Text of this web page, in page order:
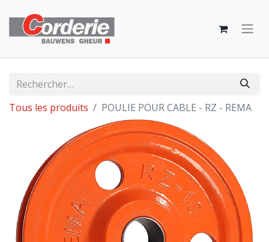
Tous les produits POULIE POUR CABLE - RZ - REMA